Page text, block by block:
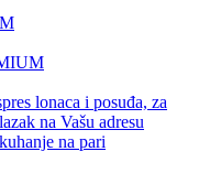
lonaca i posuđa, za
na Vašu adresu
na pari